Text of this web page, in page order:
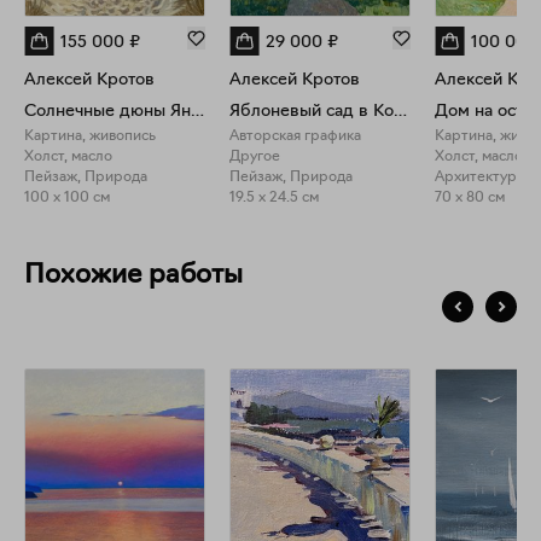
155 000 ₽
Алексей Кротов
Солнечные дюны Янтарного пляжа
Картина, живопись
Холст, масло
Пейзаж, Природа
100 x 100 см
29 000 ₽
Алексей Кротов
Яблоневый сад в Коломенском
Авторская графика
Другое
Пейзаж, Природа
19.5 x 24.5 см
100 000
Алексей
Картина,
Холст, масло
Архитектура,
70 x 80 см
Похожие работы